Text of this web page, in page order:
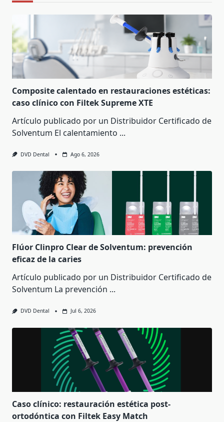
Composite calentado en restauraciones estéticas:
caso clínico con Filtek Supreme XTE
Artículo publicado por un Distribuidor Certificado de
Solventum El calentamiento ...
DVD Dental Ago 6, 2026
Flúor Clinpro Clear de Solventum: prevención
eficaz de la caries
Artículo publicado por un Distribuidor Certificado de
Solventum La prevención ...
DVD Dental Jul 6, 2026
Caso clínico: restauración estética post-
ortodóntica con Filtek Easy Match